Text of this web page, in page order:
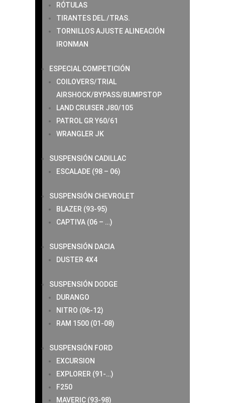
RÓTULAS
TIRANTES DEL./TRAS.
TORNILLOS AJUSTE ALINEACIÓN
IRONMAN
ESPECIAL COMPETICIÓN
COILOVERS/TRIAL
AIRSHOCK/BYPASS/BUMPSTOP
LAND CRUISER J80/105
PATROL GR Y60/61
WRANGLER JK
SUSPENSIÓN CADILLAC
ESCALADE (98 – 06)
SUSPENSIÓN CHEVROLET
BLAZER (93-95)
CAPTIVA (06 – …)
SUSPENSIÓN DACIA
DUSTER 4X4
SUSPENSIÓN DODGE
DURANGO
NITRO (06-12)
RAM 1500 (01-08)
SUSPENSIÓN FORD
EXCURSION
EXPLORER (91-…)
F250
MAVERIC (93-98)